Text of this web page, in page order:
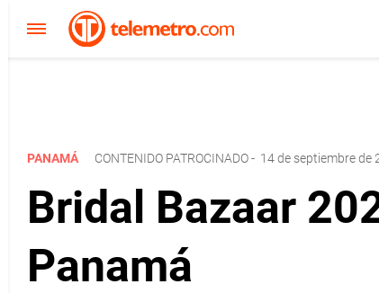
PANAMÁ CONTENIDO PATROCINADO- 14 de septiembre de
Bridal Bazaar
Panamá